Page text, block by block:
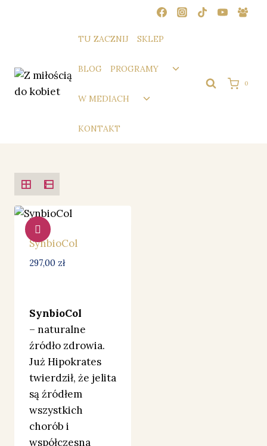
TU ZACZNIJ SKLEP
BLOG PROGRAMY
Przełącz
podrzędne
W MEDIACH
Przełącz
KONTAKT
0
SynbioCol
297,00 zł
SynbioCol
– naturalne
źródło zdrowia.
Już Hipokrates
twierdził, że jelita
są źródłem
wszystkich
chorób i
współczesna